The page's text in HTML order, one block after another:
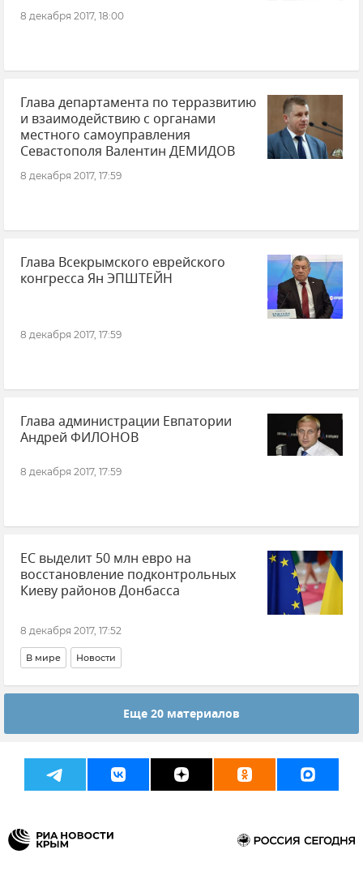
8 декабря 2017, 18:00
Глава департамента по терразвитию
и взаимодействию с органами
местного самоуправления
Севастополя Валентин ДЕМИДОВ
8 декабря 2017, 17:59
Глава Всекрымского еврейского
конгресса Ян ЭПШТЕЙН
8 декабря 2017, 17:59
Глава администрации Евпатории
Андрей ФИЛОНОВ
8 декабря 2017, 17:59
ЕС выделит 50 млн евро на
восстановление подконтрольных
Киеву районов Донбасса
8 декабря 2017, 17:52
В мире Новости
Еще 20 материалов